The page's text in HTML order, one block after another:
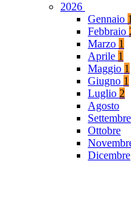
2026
Gennaio 1
Febbraio
Marzo 1
Aprile 1
Maggio 1
Giugno 1
Luglio 2
Agosto
Settembre
Ottobre
Dicembre